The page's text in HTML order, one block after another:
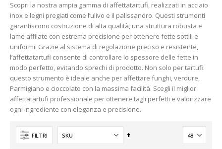
Scopri la nostra ampia gamma di affettatartufi, realizzati in acciaio
inox e legni pregiati come l’ulivo e il palissandro. Questi strumenti
garantiscono costruzione di alta qualità, una struttura robusta e
lame affilate con estrema precisione per ottenere fette sottili e
uniformi. Grazie al sistema di regolazione preciso e resistente,
l’affettatartufi consente di controllare lo spessore delle fette in
modo perfetto, evitando sprechi di prodotto. Non solo per tartufi:
questo strumento è ideale anche per affettare funghi, verdure,
Parmigiano e cioccolato con la massima facilità. Scegli il miglior
affettatartufi professionale per ottenere tagli perfetti e valorizzare
ogni ingrediente con eleganza e precisione.
FILTRI
Imposta